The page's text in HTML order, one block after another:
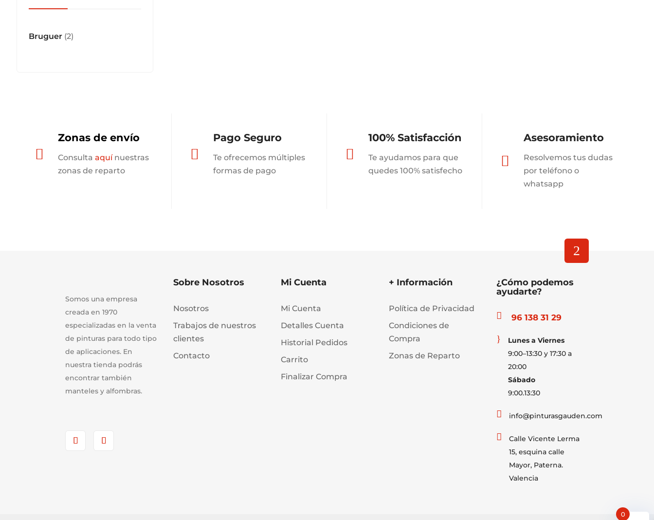
Bruguer (2)

Zonas de envío
Consulta aquínuestras
zonas de reparto

Pago Seguro
Te ofrecemos múltiples
formas de pago

100% Satisfacción
Te ayudamos para que
quedes 100% satisfecho

Asesoramiento
Resolvemos tus dudas
por teléfono o
whatsapp
Somos una empresa
creada en 1970
especializadas en la venta
de pinturas para todo tipo
de aplicaciones. En
nuestra tienda podrás
encontrar también
manteles y alfombras.
Sobre Nosotros
Nosotros
Trabajos de nuestros
clientes
Contacto
Mi Cuenta
Mi Cuenta
Detalles Cuenta
Historial Pedidos
Carrito
Finalizar Compra
+ Información
Política de Privacidad
Condiciones de
Compra
Zonas de Reparto
¿Cómo podemos
ayudarte?
 96 138 31 29
}
Lunes a Viernes
9:00–13:30 y 17:30 a
20:00
Sábado
9:00.13:30
 info@pinturasgauden.com

Calle Vicente Lerma
15, esquina calle
Mayor, Paterna.
Valencia
0